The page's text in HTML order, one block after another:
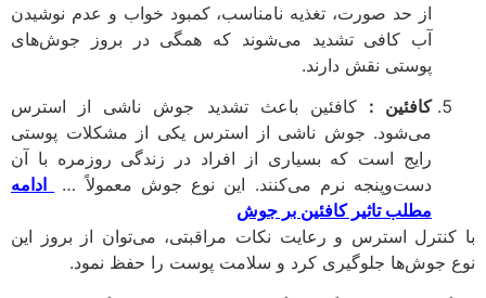
از حد صورت، تغذیه نامناسب، کمبود خواب و عدم نوشیدن
آب کافی تشدید می‌شوند که همگی در بروز جوش‌های
پوستی نقش دارند.
کافئین :کافئین باعث تشدید جوش ناشی از استرس
می‌شود. جوش ناشی از استرس یکی از مشکلات پوستی
رایج است که بسیاری از افراد در زندگی روزمره با آن
دست‌وپنجه نرم می‌کنند. این نوع جوش معمولاً … ادامه
مطلب تاثیر کافئین بر جوش
استرس و رعایت نکات مراقبتی، می‌توان از بروز این
جوش‌ها جلوگیری کرد و سلامت پوست را حفظ نمود.